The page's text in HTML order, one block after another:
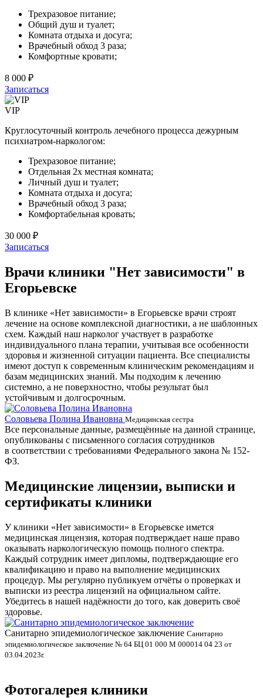
Трехразовое питание;
Общий душ и туалет;
Комната отдыха и досуга;
Врачебный обход 3 раза;
Комфортные кровати;
8 000 ₽
Записаться
VIP
Круглосуточный контроль лечебного процесса дежурным
психиатром-наркологом:
Трехразовое питание;
Отдельная 2х местная комната;
Личный душ и туалет;
Комната отдыха и досуга;
Врачебный обход 3 раза;
Комфортабельная кровать;
30 000 ₽
Записаться
Врачи клиники "Нет зависимости" в
Егорьевске
В клинике «Нет зависимости» в Егорьевске врачи строят
лечение на основе комплексной диагностики, а не шаблонных
схем. Каждый наш нарколог участвует в разработке
индивидуального плана терапии, учитывая все особенности
здоровья и жизненной ситуации пациента. Все специалисты
имеют доступ к современным клиническим рекомендациям и
базам медицинских знаний. Мы подходим к лечению
системно, а не поверхностно, чтобы результат был
устойчивым и долгосрочным.
Соловьева Полина Ивановна Медицинская сестра
Все персональные данные, размещённые на данной странице,
опубликованы с письменного согласия сотрудников
в соответствии с требованиями Федерального закона № 152-
ФЗ.
Медицинские лицензии, выписки и
сертификаты клиники
У клиники «Нет зависимости» в Егорьевске имется
медицинская лицензия, которая подтверждает наше право
оказывать наркологическую помощь полного спектра.
Каждый сотрудник имеет дипломы, подтверждающие его
квалификацию и право на выполнение медицинских
процедур. Мы регулярно публикуем отчёты о проверках и
выписки из реестра лицензий на официальном сайте.
Убедитесь в нашей надёжности до того, как доверить своё
здоровье.
Санитарно эпидемиологическое заключение Санитарно
эпидемиологическое заключение № 64 БЦ 01 000 М 000014 04 23 от
03.04.2023г.
Фотогалерея клиники